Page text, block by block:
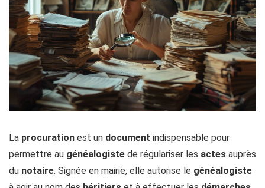
La procuration est un document indispensable pour
permettre au généalogiste de régulariser les actes auprès
du notaire. Signée en mairie, elle autorise le généalogiste